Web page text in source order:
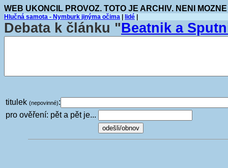
WEB UKONCIL PROVOZ. TOTO JE ARCHIV. NENI
Hlučná samota - Nymburk jinýma očima lidé
Debata k článku "Beatnik a
titulek (nepovinné):
pro ověření: pět a pět je...